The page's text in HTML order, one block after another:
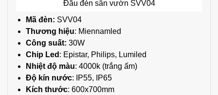
Đầu đèn sân vườn SVV04
Mã đèn: SVV04
Thương hiệu: Miennamled
Công suất: 30W
Chip Led : Epistar, Philips, Lumiled
Nhiệt độ màu: 4000k (trắng ấm)
Độ kín nước: IP55, IP65
Kích thước: 600x700mm